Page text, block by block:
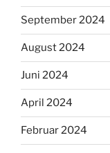
September 2024
August 2024
Juni 2024
April 2024
Februar 2024